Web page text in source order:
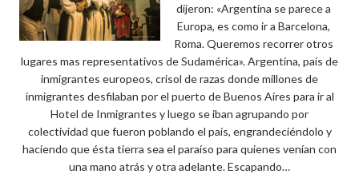
dijeron: «Argentina se parece a
Europa, es como ir a Barcelona,
Roma. Queremos recorrer otros
lugares mas representativos de Sudamérica». Argentina, país de
inmigrantes europeos, crisol de razas donde millones de
inmigrantes desfilaban por el puerto de Buenos Aires para ir al
Hotel de Inmigrantes y luego se iban agrupando por
colectividad que fueron poblando el país, engrandeciéndolo y
haciendo que ésta tierra sea el paraíso para quienes venían con
una mano atrás y otra adelante. Escapando…